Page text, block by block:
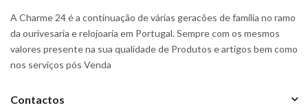
A Charme 24 é a continuação de várias geracões de familia no ramo
da ourivesaria e relojoaria em Portugal. Sempre com os mesmos
valores presente na sua qualidade de Produtos e artigos bem como
nos serviços pós Venda
Contactos